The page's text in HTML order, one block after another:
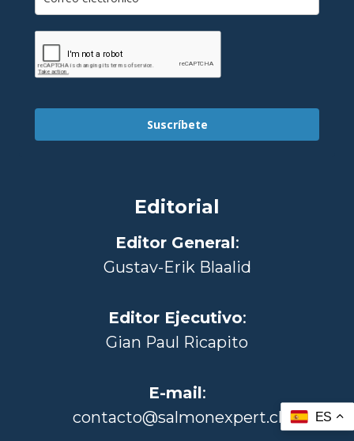
Suscríbete
Editorial
Editor General:
Gustav-Erik Blaalid
Editor Ejecutivo:
Gian Paul Ricapito
E-mail:
contacto@salmonexpert.cl
ES